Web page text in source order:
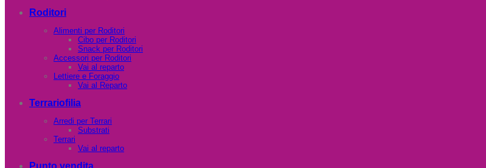
Roditori
Alimenti per Roditori
Cibo per Roditori
Snack per Roditori
Accessori per Roditori
Vai al reparto
Lettiere e Foraggio
Vai al Reparto
Terrariofilia
Arredi per Terrari
Substrati
Terrari
Vai al reparto
Punto vendita